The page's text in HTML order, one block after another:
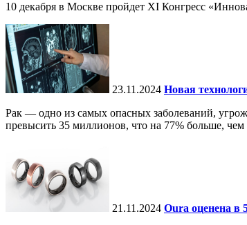
10 декабря в Москве пройдет XI Конгресс
23.11.2024 Новая
Рак — одно из самых опасных заболеваний,
превысить 35 миллионов, что на 77% больше, чем
21.11.2024 Oura оценена в